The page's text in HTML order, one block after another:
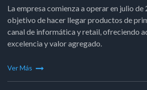
La empresa comienza a operar en julio de
objetivo de hacer llegar productos de
canal de informática y retail, ofreciendo
excelencia y valor agregado.
Ver Más